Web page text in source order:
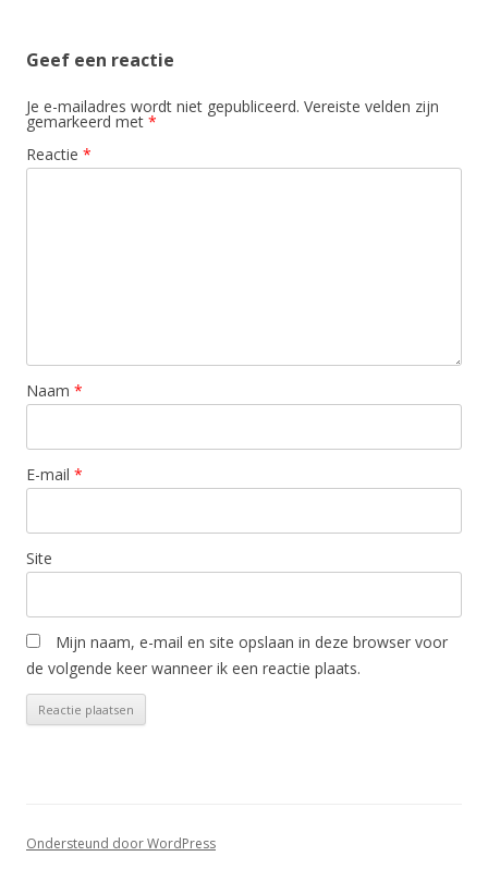
Geef een reactie
Je e-mailadres wordt niet gepubliceerd. Vereiste velden zijn
gemarkeerd met *
Reactie *
Naam *
E-mail *
Site
Mijn naam, e-mail en site opslaan in deze browser voor
de volgende keer wanneer ik een reactie plaats.
Ondersteund door WordPress